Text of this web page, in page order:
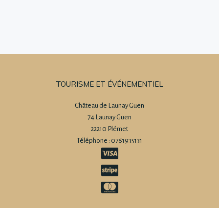
TOURISME ET ÉVÉNEMENTIEL
Château de Launay Guen
74 Launay Guen
22210 Plémet
Téléphone : 0761935131